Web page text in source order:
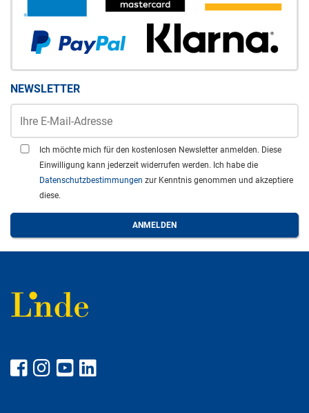
NEWSLETTER
Ich möchte mich für den kostenlosen Newsletter anmelden. Diese
Einwilligung kann jederzeit widerrufen werden. Ich habe die
Datenschutzbestimmungen zur Kenntnis genommen und akzeptiere
diese.